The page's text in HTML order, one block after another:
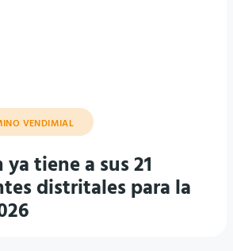
VENDIMIAL
tiene a sus 21
distritales para la